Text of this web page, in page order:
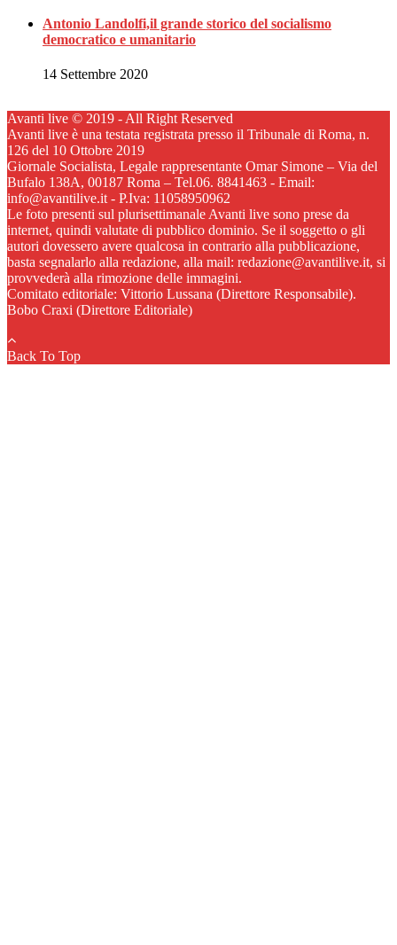
Antonio Landolfi,il grande storico del socialismo
democratico e umanitario
14 Settembre 2020
Avanti live © 2019 - All Right Reserved
Avanti live è una testata registrata presso il Tribunale di Roma, n.
126 del 10 Ottobre 2019
Giornale Socialista, Legale rappresentante Omar Simone – Via del
Bufalo 138A, 00187 Roma – Tel.06. 8841463 - Email:
info@avantilive.it - P.Iva: 11058950962
Le foto presenti sul plurisettimanale Avanti live sono prese da
internet, quindi valutate di pubblico dominio. Se il soggetto o gli
autori dovessero avere qualcosa in contrario alla pubblicazione,
basta segnalarlo alla redazione, alla mail: redazione@avantilive.it, si
provvederà alla rimozione delle immagini.
Comitato editoriale: Vittorio Lussana (Direttore Responsabile).
Bobo Craxi (Direttore Editoriale)
Back To Top